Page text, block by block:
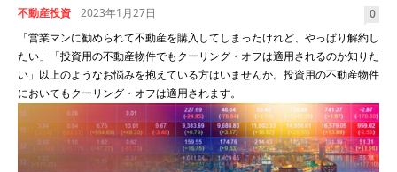
不動産投資 2023年1月27日 0
「営業マンに勧められて不動産を購入してしまったけれど、やっぱり解約し
たい」「投資用の不動産物件でもクーリング・オフは適用されるのか知りた
い」以上のようなお悩みを抱えている方はいませんか。投資用の不動産物件
においてもクーリング・オフは適用されます。